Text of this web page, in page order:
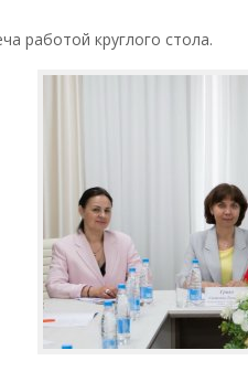
работой круглого стола.